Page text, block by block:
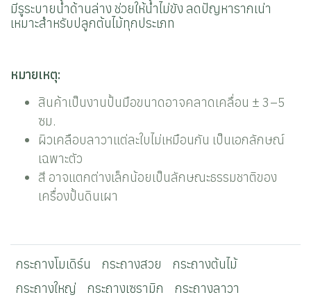
มีรูระบายน้ำด้านล่าง ช่วยให้น้ำไม่ขัง ลดปัญหารากเน่า
เหมาะสำหรับปลูกต้นไม้ทุกประเภท
หมายเหตุ:
สินค้าเป็นงานปั้นมือขนาดอาจคลาดเคลื่อน ± 3–5
ซม.
ผิวเคลือบลาวาแต่ละใบไม่เหมือนกัน เป็นเอกลักษณ์
เฉพาะตัว
สี อาจแตกต่างเล็กน้อยเป็นลักษณะธรรมชาติของ
เครื่องปั้นดินเผา
กระถางโมเดิร์น กระถางสวย
กระถางต้นไม้
กระถางใหญ่
กระถางเซรามิก
กระถางลาวา